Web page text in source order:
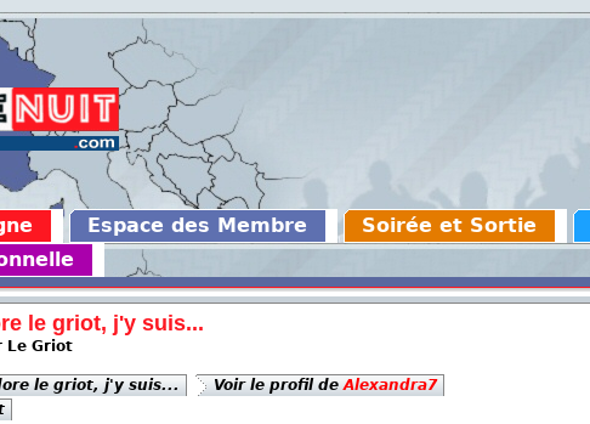
Espace des Membre Soirée et Sortie
le griot, j'y suis...
Le Griot
le griot, j'y suis... Voir le profil deAlexandra7